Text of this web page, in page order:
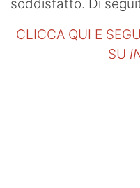
soddisfatto. Di
CLICCA QUI E
SU